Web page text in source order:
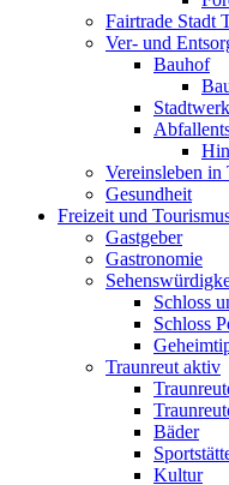
Fairtrade Stadt
Ver- und
Bauhof
Vereinsleben in
Gesundheit
Freizeit und
Gastgeber
Gastronomie
Schloss
Schloss
Traunreut aktiv
Bäder
Kultur